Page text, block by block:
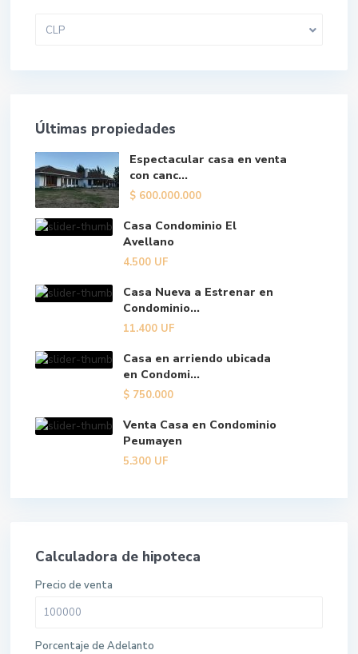
CLP
Últimas propiedades
Espectacular casa en venta
con canc...
$ 600.000.000
Casa Condominio El
Avellano
4.500 UF
Casa Nueva a Estrenar en
Condominio...
11.400 UF
Casa en arriendo ubicada
en Condomi...
$ 750.000
Venta Casa en Condominio
Peumayen
5.300 UF
Calculadora de hipoteca
Precio de venta
Porcentaje de Adelanto